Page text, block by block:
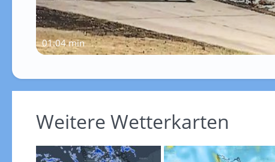
01:04 min
Weitere Wetterkarten